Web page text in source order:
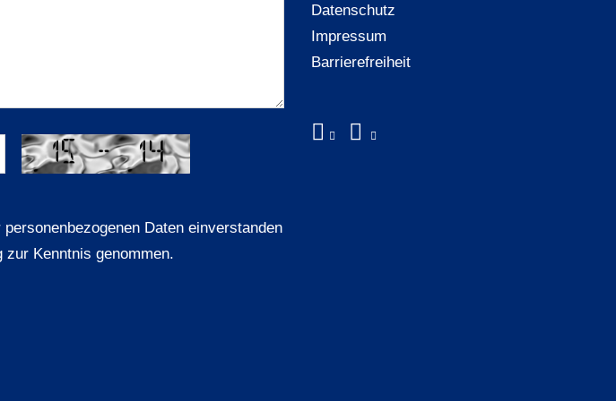
Daten einverstanden
zur Kenntnis genommen.
Datenschutz
Impressum
Barrierefreiheit